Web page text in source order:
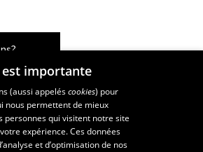
du territoire et de développement
importante
(aussi appeléscookies) pour
nous permettent de mieux
personnes qui visitent notre site
expérience. Ces données
et d’optimisation de nos